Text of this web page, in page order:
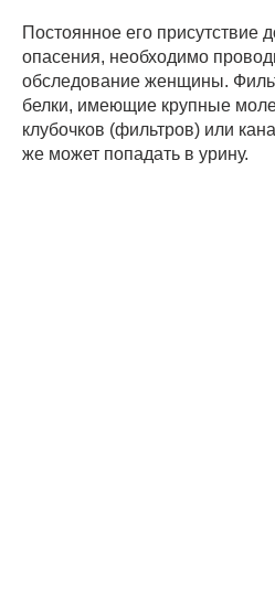
Постоянное его присутствие
опасения, необходимо
обследование женщины.
белки, имеющие крупные
клубочков (фильтров) или
же может попадать в урину.